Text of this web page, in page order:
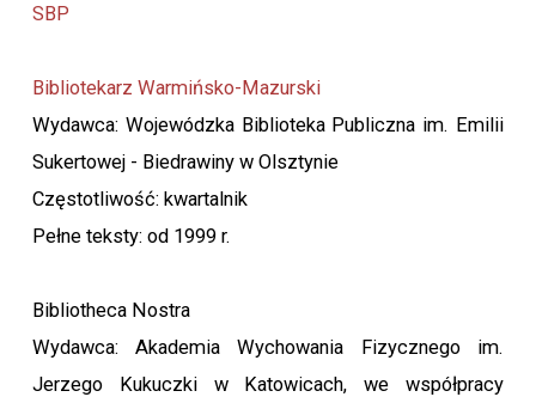
SBP
Bibliotekarz Warmińsko-Mazurski
Wydawca: Wojewódzka Biblioteka Publiczna im. Emilii
Sukertowej - Biedrawiny w Olsztynie
Częstotliwość: kwartalnik
Pełne teksty: od 1999 r.
Bibliotheca Nostra
Wydawca: Akademia Wychowania Fizycznego im.
Jerzego Kukuczki w Katowicach, we współpracy